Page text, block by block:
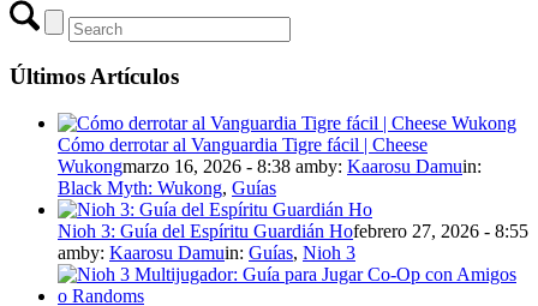
Últimos Artículos
Cómo derrotar al Vanguardia Tigre fácil | Cheese
Wukongmarzo 16, 2026 - 8:38 amby: Kaarosu Damuin:
Black Myth: Wukong, Guías
Nioh 3: Guía del Espíritu Guardián Hofebrero 27, 2026 - 8:55
amby: Kaarosu Damuin: Guías, Nioh 3